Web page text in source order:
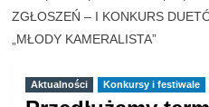
ZGŁOSZEŃ – I KONKURS
„MŁODY KAMERALISTA”
Aktualności Konkursy i festiwale